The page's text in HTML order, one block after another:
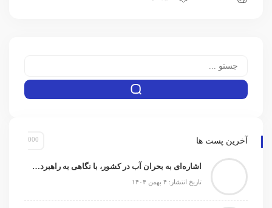
آخرین پست ها
اشاره‌ای به بحران آب در کشور، با نگاهی به راهبردها و راهکارها
تاریخ انتشار: ۴ بهمن ۱۴۰۴